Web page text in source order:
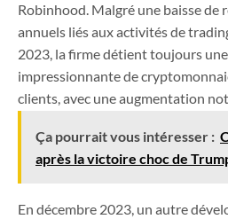
Robinhood. Malgré une baisse de
annuels liés aux activités de
2023, la firme détient toujours
impressionnante de
clients, avec une augmentation
Ça pourrait vous intéresser :
après la victoire choc de
En décembre 2023, un autre